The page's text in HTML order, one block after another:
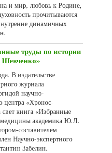
и мир, любовь к Родине,
прочитываются
динамичных
труды по истории
В издательстве
журнала
научно-
центра «Хронос-
книга «Избранные
академика Ю.Л.
составителем
Научно-экспертного
Забелин.